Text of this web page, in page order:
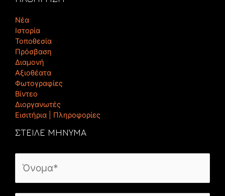
Νέα
Ιστορία
Τοποθεσία
Πρόσβαση
Διαμονή
Αξιοθέατα
Φωτογραφίες
Βίντεο
Διοργανωτές
Εισιτήρια | Πληροφορίες
ΣΤΕΙΛΕ ΜΗΝΥΜΑ